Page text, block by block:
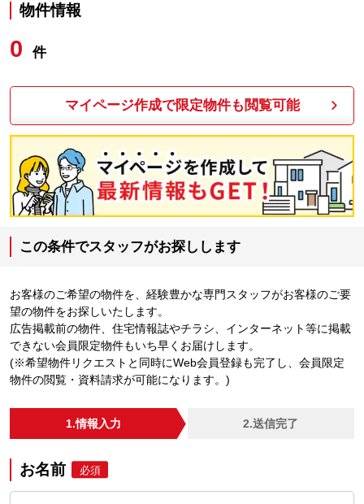
物件情報
0 件
マイページ作成で限定物件も閲覧可能
この条件でスタッフがお探しします
お客様のご希望の物件を、経験豊かな専門スタッフがお客様のご要
望の物件をお探しいたします。
広告掲載前の物件、住宅情報誌やチラシ、インターネット等に掲載
できない会員限定物件もいち早くお届けします。
(※希望物件リクエストと同時にWeb会員登録も完了し、会員限定
物件の閲覧・資料請求が可能になります。)
1.情報入力 2.送信完了
お名前 必須